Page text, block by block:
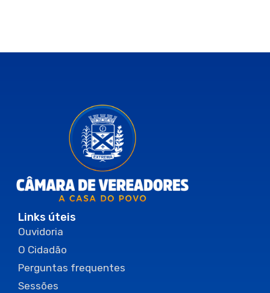
Links úteis
Ouvidoria
O Cidadão
Perguntas frequentes
Sessões